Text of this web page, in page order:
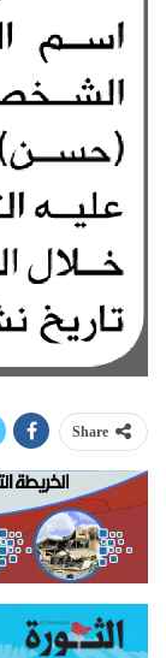
Share